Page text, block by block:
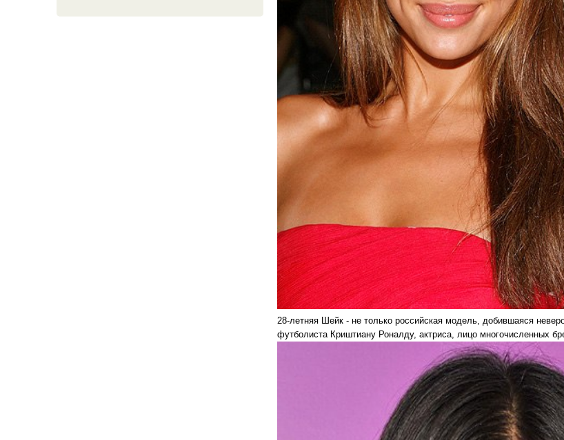
28-летняя Шейк - не только российская модель, добившаяся
футболиста Криштиану Роналду, актриса, лицо многочисленных